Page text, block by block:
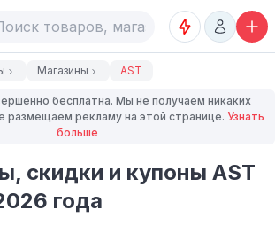
Магазины AST
бесплатна. Мы не получаем никаких
размещаем рекламу на этой странице. Узнать
больше
скидки и купоны AST
года